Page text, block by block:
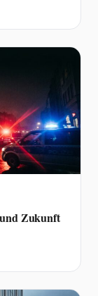
Zukunft